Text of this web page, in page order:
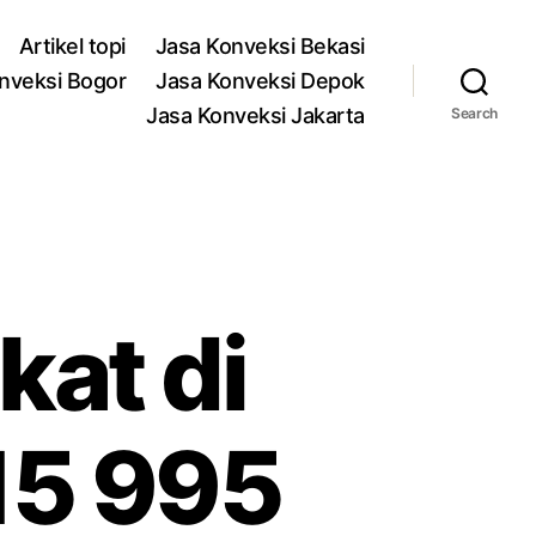
Artikel topi
Jasa Konveksi Bekasi
Bogor
Jasa Konveksi Depok
Jasa Konveksi Jakarta
Search
di
995